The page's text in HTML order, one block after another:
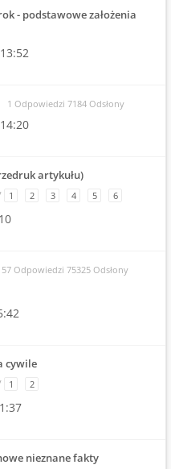
- podstawowe założenia
1 Odpowiedzi 7184 Odsłony
artykułu)
1 2 3 4 5 6
57 Odpowiedzi 75325 Odsłony
cywile
1 2
nieznane fakty